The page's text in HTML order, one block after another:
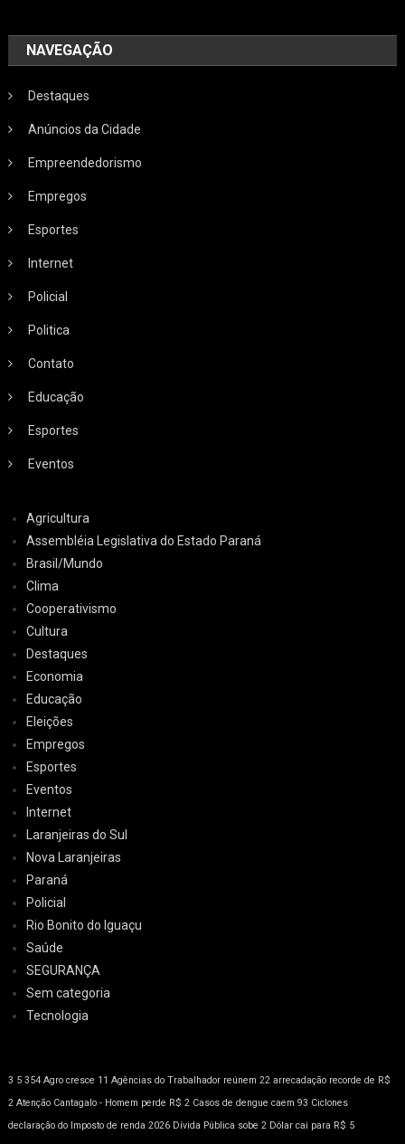
NAVEGAÇÃO
Destaques
Anúncios da Cidade
Empreendedorismo
Empregos
Esportes
Internet
Policial
Politica
Contato
Educação
Esportes
Eventos
Agricultura
Assembléia Legislativa do Estado Paraná
Brasil/Mundo
Clima
Cooperativismo
Cultura
Destaques
Economia
Educação
Eleições
Empregos
Esportes
Eventos
Internet
Laranjeiras do Sul
Nova Laranjeiras
Paraná
Policial
Rio Bonito do Iguaçu
Saúde
SEGURANÇA
Sem categoria
Tecnologia
3 5 354 Agro cresce 11 Agências do Trabalhador reúnem 22 arrecadação recorde de R$
2 Atenção Cantagalo - Homem perde R$ 2 Casos de dengue caem 93 Ciclones
declaração do Imposto de renda 2026 Dívida Pública sobe 2 Dólar cai para R$ 5